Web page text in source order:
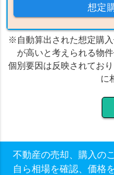
想定
※自動算出された想定購
が高いと考えられる物
個別要因は反映されてお
に
不動産の売却、購入の
自ら相場を確認、価格